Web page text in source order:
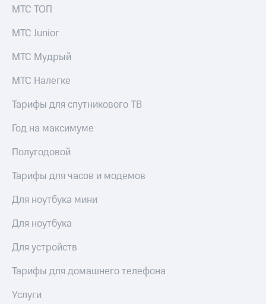
МТС ТОП
МТС Junior
МТС Мудрый
МТС Налегке
Тарифы для спутникового ТВ
Год на максимуме
Полугодовой
Тарифы для часов и модемов
Для ноутбука мини
Для ноутбука
Для устройств
Тарифы для домашнего телефона
Услуги